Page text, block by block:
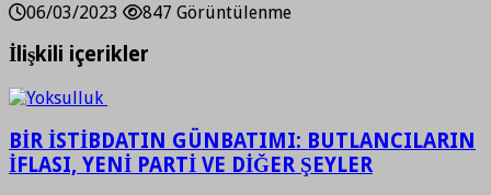
06/03/2023 847 Görüntülenme
İlişkili içerikler
BİR İSTİBDATIN GÜNBATIMI: BUTLANCILARIN
İFLASI, YENİ PARTİ VE DİĞER ŞEYLER